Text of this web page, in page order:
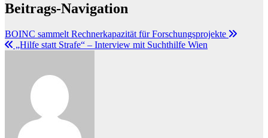
Beitrags-Navigation
BOINC sammelt Rechnerkapazität für Forschungsprojekte
„Hilfe statt Strafe“ – Interview mit Suchthilfe Wien